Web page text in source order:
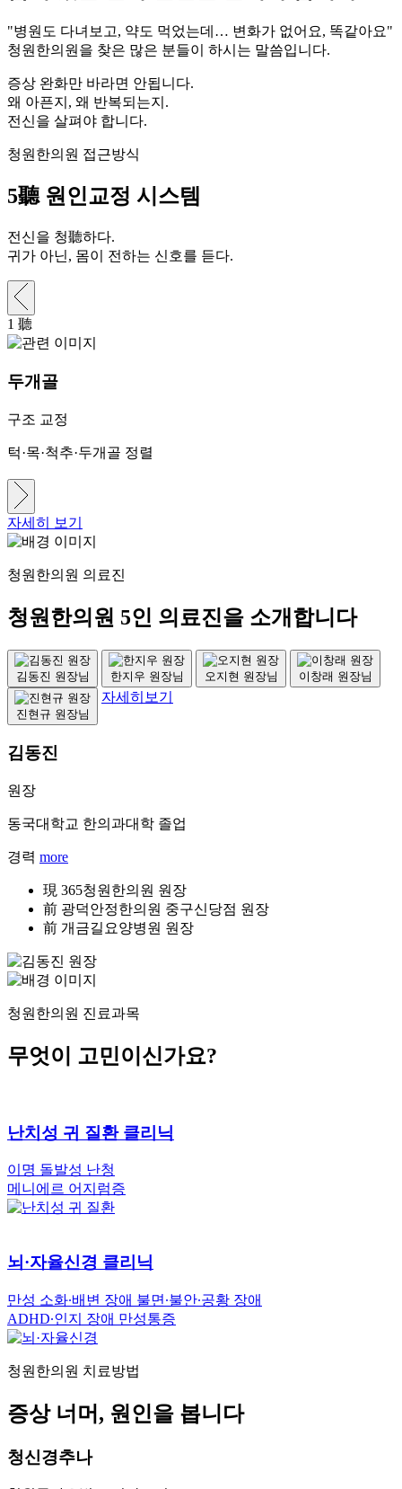
"병원도 다녀보고, 약도 먹었는데… 변화가 없어요, 똑같아요"
청원한의원을 찾은 많은 분들이 하시는 말씀입니다.
증상 완화만 바라면 안됩니다.
왜 아픈지, 왜 반복되는지.
전신을 살펴야 합니다.
청원한의원 접근방식
5聽 원인교정 시스템
전신을 청聽하다.
귀가 아닌, 몸이 전하는 신호를 듣다.
1 聽
두개골
구조 교정
턱·목·척추·두개골 정렬
자세히 보기
청원한의원 의료진
청원한의원 5인 의료진을 소개합니다
김동진 원장님 한지우 원장님 오지현 원장님 이창래 원장님
진현규 원장님
자세히보기
김동진
원장
동국대학교 한의과대학 졸업
경력 more
現 365청원한의원 원장
前 광덕안정한의원 중구신당점 원장
前 개금길요양병원 원장
청원한의원 진료과목
무엇이 고민이신가요?
난치성 귀 질환 클리닉
이명 돌발성 난청
메니에르 어지럼증
뇌·자율신경 클리닉
만성 소화∙배변 장애 불면∙불안∙공황 장애
ADHD∙인지 장애 만성통증
청원한의원 치료방법
증상 너머, 원인을 봅니다
청신경추나